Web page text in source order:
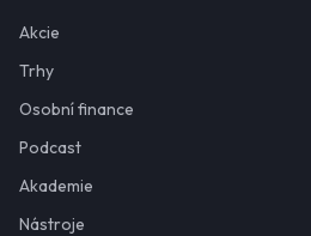
Akcie
Trhy
Osobní finance
Podcast
Akademie
Nástroje